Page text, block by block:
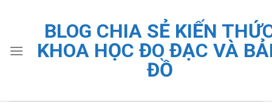
BLOG CHIA SẺ KIẾN
KHOA HỌC ĐO ĐẠC VÀ
ĐỒ